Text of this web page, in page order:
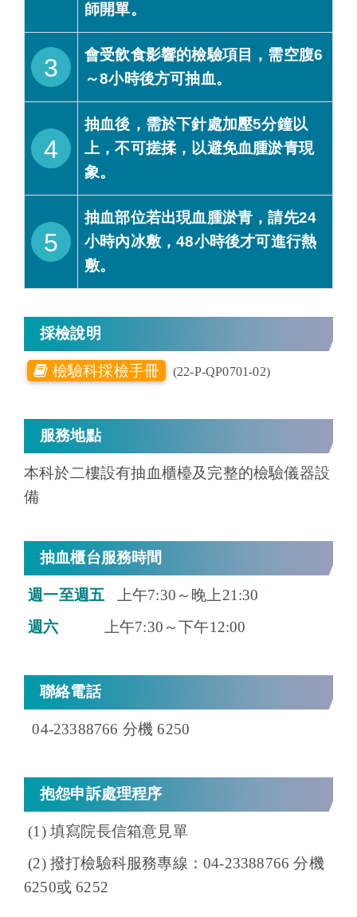
師開單。
3
會受飲食影響的檢驗項目，需空腹6
～8小時後方可抽血。
4
抽血後，需於下針處加壓5分鐘以
上，不可搓揉，以避免血腫淤青現
象。
5
抽血部位若出現血腫淤青，請先24
小時內冰敷，48小時後才可進行熱
敷。
採檢說明
檢驗科採檢手冊 (22-P-QP0701-02)
服務地點
本科於二樓設有抽血櫃檯及完整的檢驗儀器設
備
抽血櫃台服務時間
週一至週五 上午7:30～晚上21:30
週六 上午7:30～下午12:00
聯絡電話
04-23388766 分機 6250
抱怨申訴處理程序
(1) 填寫院長信箱意見單
(2) 撥打檢驗科服務專線：04-23388766 分機
6250或 6252